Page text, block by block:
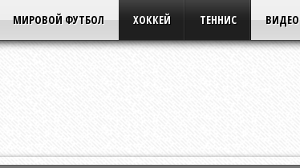
МИРОВОЙ ФУТБОЛ ХОККЕЙ ТЕННИС ВИДЕО